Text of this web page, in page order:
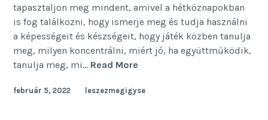
tapasztaljon meg mindent, amivel a hétköznapokban
is fog találkozni, hogy ismerje meg és tudja használni
a képességeit és készségeit, hogy játék közben tanulja
meg, milyen koncentrálni, miért jó, ha együttműködik,
tanulja meg, mi… Read More
gyerekkorért
február 5, 2022 leszezmegigyse